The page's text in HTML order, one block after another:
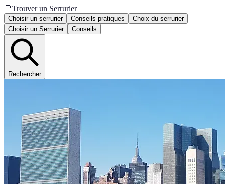
📑Trouver un Serrurier
Choisir un serrurier Conseils pratiques
Choix du serrurier
Choisir un Serrurier
Conseils
Rechercher